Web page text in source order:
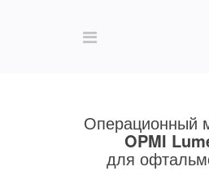
Операционный
OPMI
для